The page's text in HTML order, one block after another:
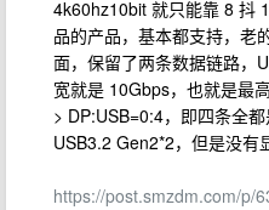
4k60hz10bit 就只能靠 8 抖
品的产品，基本都支持，老
面，保留了两条数据链路，
宽就是 10Gbps，也就是最
> DP:USB=0:4，即四条全
USB3.2 Gen2*2，但是没有
https://post.smzdm.com/p/